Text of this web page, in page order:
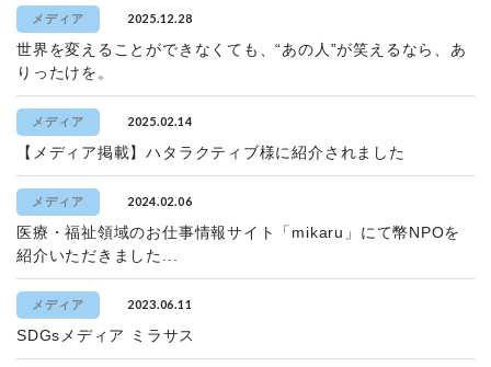
メディア 2025.12.28
世界を変えることができなくても、“あの人”が笑えるなら、あ
りったけを。
メディア 2025.02.14
【メディア掲載】ハタラクティブ様に紹介されました
メディア 2024.02.06
医療・福祉領域のお仕事情報サイト「mikaru」にて幣NPOを
紹介いただきました...
メディア 2023.06.11
SDGsメディア ミラサス